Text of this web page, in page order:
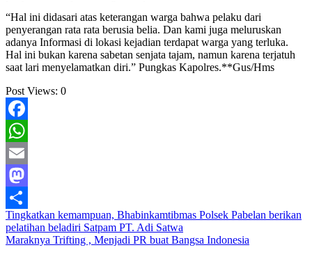
“Hal ini didasari atas keterangan warga bahwa pelaku dari
penyerangan rata rata berusia belia. Dan kami juga meluruskan
adanya Informasi di lokasi kejadian terdapat warga yang terluka.
Hal ini bukan karena sabetan senjata tajam, namun karena terjatuh
saat lari menyelamatkan diri.” Pungkas Kapolres.**Gus/Hms
Post Views: 0
Facebook
WhatsApp
Email
Mastodon
Share
Navigasi
pos
Tingkatkan kemampuan, Bhabinkamtibmas Polsek Pabelan berikan
pelatihan beladiri Satpam PT. Adi Satwa
Maraknya Trifting , Menjadi PR buat Bangsa Indonesia